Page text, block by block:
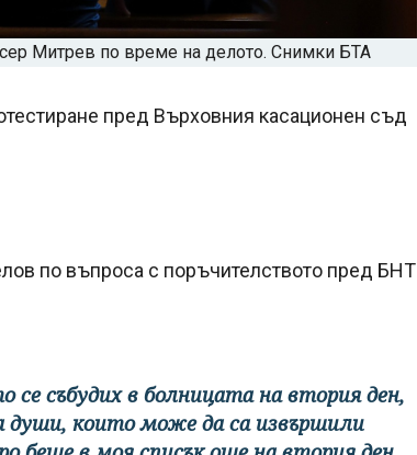
Митрев по време на делото. Снимки БТА
пред Върховния касационен съд
по въпроса с поръчителството пред БНТ
се събудих в болницата на втория ден,
души, които може да са извършили